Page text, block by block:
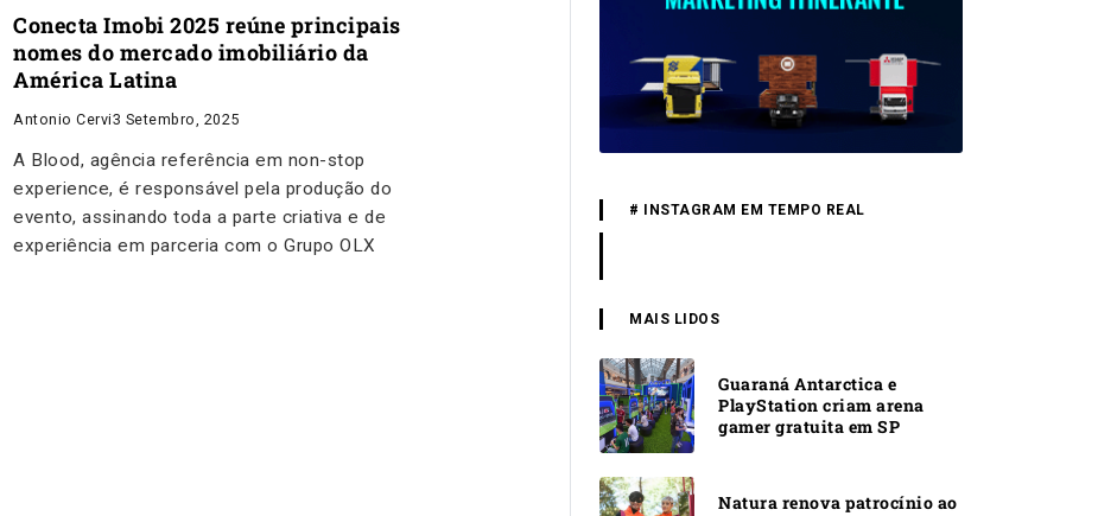
Conecta Imobi 2025 reúne principais
nomes do mercado imobiliário da
América Latina
Antonio Cervi3 Setembro, 2025
A Blood, agência referência em non-stop
experience, é responsável pela produção do
evento, assinando toda a parte criativa e de
experiência em parceria com o Grupo OLX
# INSTAGRAM EM TEMPO REAL
MAIS LIDOS
Guaraná Antarctica e
PlayStation criam arena
gamer gratuita em SP
Natura renova patrocínio ao